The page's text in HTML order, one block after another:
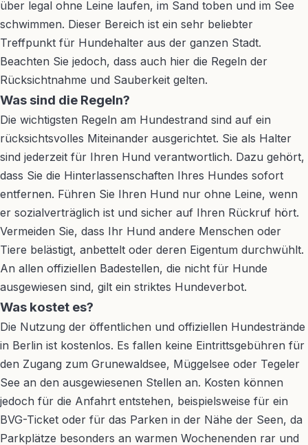
über legal ohne Leine laufen, im Sand toben und im See
schwimmen. Dieser Bereich ist ein sehr beliebter
Treffpunkt für Hundehalter aus der ganzen Stadt.
Beachten Sie jedoch, dass auch hier die Regeln der
Rücksichtnahme und Sauberkeit gelten.
Was sind die Regeln?
Die wichtigsten Regeln am Hundestrand sind auf ein
rücksichtsvolles Miteinander ausgerichtet. Sie als Halter
sind jederzeit für Ihren Hund verantwortlich. Dazu gehört,
dass Sie die Hinterlassenschaften Ihres Hundes sofort
entfernen. Führen Sie Ihren Hund nur ohne Leine, wenn
er sozialverträglich ist und sicher auf Ihren Rückruf hört.
Vermeiden Sie, dass Ihr Hund andere Menschen oder
Tiere belästigt, anbettelt oder deren Eigentum durchwühlt.
An allen offiziellen Badestellen, die nicht für Hunde
ausgewiesen sind, gilt ein striktes Hundeverbot.
Was kostet es?
Die Nutzung der öffentlichen und offiziellen Hundestrände
in Berlin ist kostenlos. Es fallen keine Eintrittsgebühren für
den Zugang zum Grunewaldsee, Müggelsee oder Tegeler
See an den ausgewiesenen Stellen an. Kosten können
jedoch für die Anfahrt entstehen, beispielsweise für ein
BVG-Ticket oder für das Parken in der Nähe der Seen, da
Parkplätze besonders an warmen Wochenenden rar und